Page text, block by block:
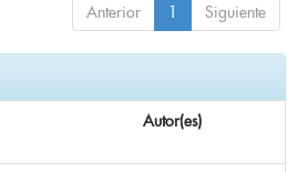
Anterior 1 Siguiente
Autor(es)